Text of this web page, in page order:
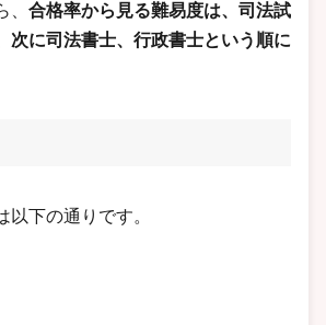
合格率から見る難易度は、司法試
次に司法書士、行政書士という順に
以下の通りです。